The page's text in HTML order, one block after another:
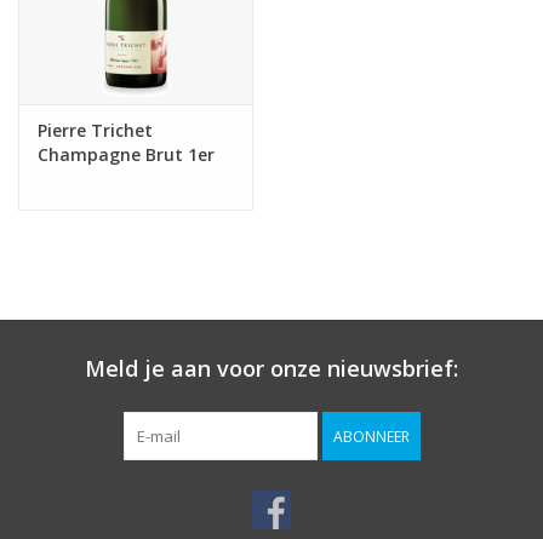
Pierre Trichet
Champagne Brut 1er
Meld je aan voor onze nieuwsbrief:
ABONNEER